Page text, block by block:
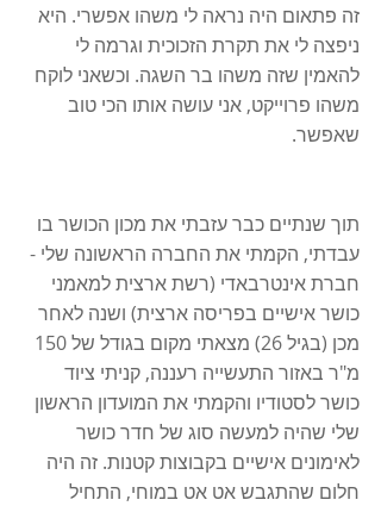
זה פתאום היה נראה לי משהו אפשרי. היא
ניפצה לי את תקרת הזכוכית וגרמה לי
להאמין שזה משהו בר השגה. וכשאני לוקח
משהו פרוייקט, אני עושה אותו הכי טוב
שאפשר.
תוך שנתיים כבר עזבתי את מכון הכושר בו
עבדתי, הקמתי את החברה הראשונה שלי -
חברת אינטרבאדי (רשת ארצית למאמני
כושר אישיים בפריסה ארצית) ושנה לאחר
מ"ר באזור התעשייה רעננה, קניתי ציוד
כושר לסטודיו והקמתי את המועדון הראשון
שלי שהיה למעשה סוג של חדר כושר
לאימונים אישיים בקבוצות קטנות. זה היה
חלום שהתגבש אט אט במוחי, התחיל